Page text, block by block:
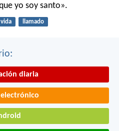
yo soy santo».
vida llamado
diaria